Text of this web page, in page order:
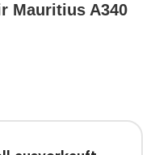
Mauritius A340